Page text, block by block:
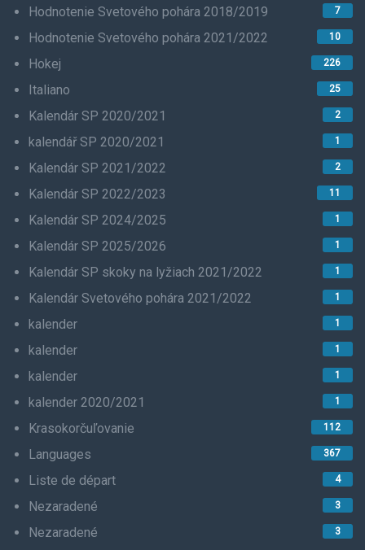
Hodnotenie Svetového pohára 2018/2019 7
Hodnotenie Svetového pohára 2021/2022 10
Hokej 226
Italiano 25
Kalendár SP 2020/2021 2
kalendář SP 2020/2021 1
Kalendár SP 2021/2022 2
Kalendár SP 2022/2023 11
Kalendár SP 2024/2025 1
Kalendár SP 2025/2026 1
Kalendár SP skoky na lyžiach 2021/2022 1
Kalendár Svetového pohára 2021/2022 1
kalender 1
kalender 1
kalender 1
kalender 2020/2021 1
Krasokorčuľovanie 112
Languages 367
Liste de départ 4
Nezaradené 3
Nezaradené 3